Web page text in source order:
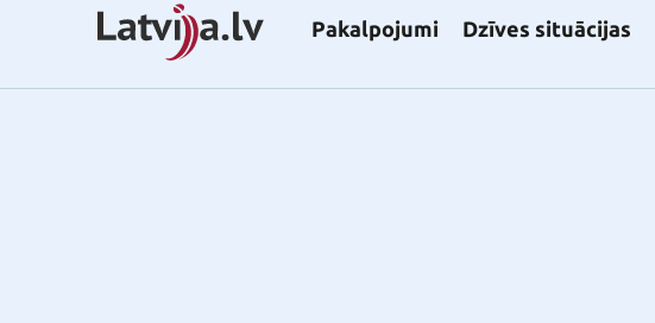
Pakalpojumi Dzīves situācijas